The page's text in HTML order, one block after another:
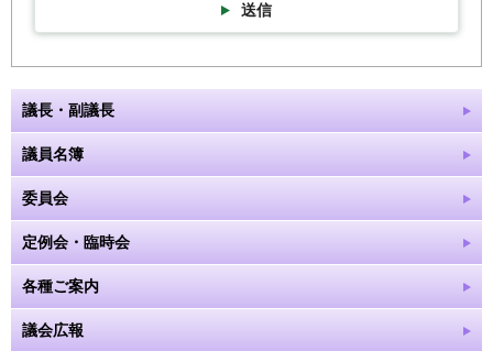
送信
議長・副議長
議員名簿
委員会
定例会・臨時会
各種ご案内
議会広報